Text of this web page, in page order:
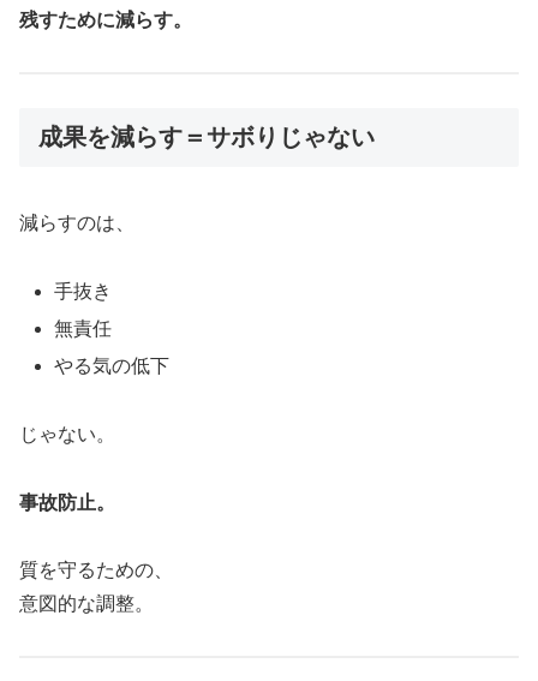
残すために減らす。
成果を減らす＝サボりじゃない
減らすのは、
手抜き
無責任
やる気の低下
じゃない。
事故防止。
質を守るための、
意図的な調整。